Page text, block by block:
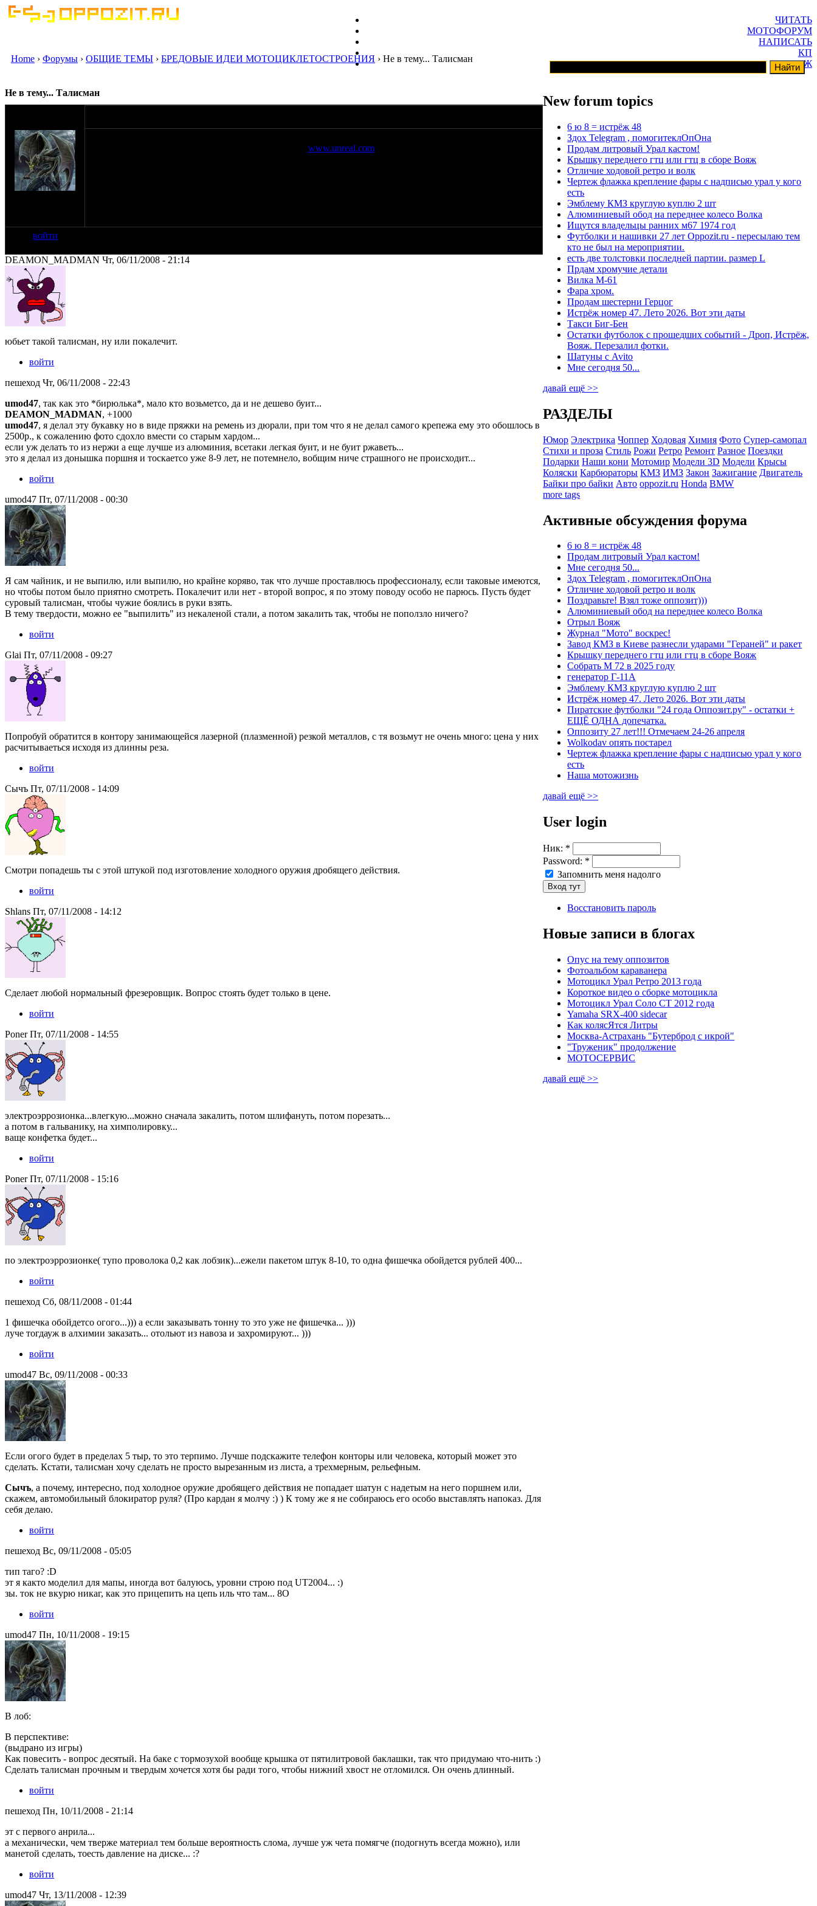
ЧИТАТЬ
МОТОФОРУМ
НАПИСАТЬ
КП
ГАРАЖ
Home › Форумы › ОБЩИЕ ТЕМЫ › БРЕДОВЫЕ ИДЕИ МОТОЦИКЛЕТОСТРОЕНИЯ › Не в тему... Талисман
Не в тему... Талисман
www.unreal.com
войти
DEAMON_MADMAN Чт, 06/11/2008 - 21:14
юбьет такой талисман, ну или покалечит.
войти
пешеход Чт, 06/11/2008 - 22:43
umod47, так как это *бирюлька*, мало кто возьметсо, да и не дешево буит...
DEAMON_MADMAN, +1000
umod47, я делал эту букавку но в виде пряжки на ремень из дюрали, при том что я не делал самого крепежа ему это обошлось в
2500р., к сожалению фото сдохло вмести со старым хардом...
если уж делать то из нержи а еще лучше из алюминия, всетаки легкая буит, и не буит ржаветь...
это я делал из донышка поршня и тоскаетсо уже 8-9 лет, не потемнело, вобщим ниче страшного не происходит...
войти
umod47 Пт, 07/11/2008 - 00:30
Я сам чайник, и не выпилю, или выпилю, но крайне коряво, так что лучше проставлюсь профессионалу, если таковые имеются,
но чтобы потом было приятно смотреть. Покалечит или нет - второй вопрос, я по этому поводу особо не парюсь. Пусть будет
суровый талисман, чтобы чужие боялись в руки взять.
В тему твердости, можно ее "выпилить" из некаленой стали, а потом закалить так, чтобы не поползло ничего?
войти
Glai Пт, 07/11/2008 - 09:27
Попробуй обратится в контору занимающейся лазерной (плазменной) резкой металлов, с тя возьмут не очень много: цена у них
расчитываеться исходя из длинны реза.
войти
Сычъ Пт, 07/11/2008 - 14:09
Смотри попадешь ты с этой штукой под изготовление холодного оружия дробящего действия.
войти
Shlans Пт, 07/11/2008 - 14:12
Сделает любой нормальный фрезеровщик. Вопрос стоять будет только в цене.
войти
Poner Пт, 07/11/2008 - 14:55
электроэррозионка...влегкую...можно сначала закалить, потом шлифануть, потом порезать...
а потом в гальванику, на химполировку...
ваще конфетка будет...
войти
Poner Пт, 07/11/2008 - 15:16
по электроэррозионке( тупо проволока 0,2 как лобзик)...ежели пакетом штук 8-10, то одна фишечка обойдется рублей 400...
войти
пешеход Сб, 08/11/2008 - 01:44
1 фишечка обойдетсо огого...))) а если заказывать тонну то это уже не фишечка... )))
луче тогдауж в алхимии заказать... отольют из навоза и захромируют... )))
войти
umod47 Вс, 09/11/2008 - 00:33
Если огого будет в пределах 5 тыр, то это терпимо. Лучше подскажите телефон конторы или человека, который может это
сделать. Кстати, талисман хочу сделать не просто вырезанным из листа, а трехмерным, рельефным.
Сычъ, а почему, интересно, под холодное оружие дробящего действия не попадает шатун с надетым на него поршнем или,
скажем, автомобильный блокиратор руля? (Про кардан я молчу :) ) К тому же я не собираюсь его особо выставлять напоказ. Для
себя делаю.
войти
пешеход Вс, 09/11/2008 - 05:05
тип таго? :D
эт я както моделил для мапы, иногда вот балуюсь, уровни строю под UT2004... :)
зы. ток не вкурю никаг, как это прицепить на цепь иль что там... 8O
войти
umod47 Пн, 10/11/2008 - 19:15
В лоб:
В перспективе:
(выдрано из игры)
Как повесить - вопрос десятый. На баке с тормозухой вообще крышка от пятилитровой баклашки, так что придумаю что-нить :)
Сделать талисман прочным и твердым хочется хотя бы ради того, чтобы нижний хвост не отломился. Он очень длинный.
войти
пешеход Пн, 10/11/2008 - 21:14
эт с первого анрила...
а механически, чем тверже материал тем больше вероятность слома, лучше уж чета помягче (подогнуть всегда можно), или
манетой сделать, тоесть давление на диске... :?
войти
umod47 Чт, 13/11/2008 - 12:39
New forum topics
6 ю 8 = истрёж 48
Здох Telegram , помогитеклОпОна
Продам литровый Урал кастом!
Крышку переднего гтц или гтц в сборе Вояж
Отличие ходовой ретро и волк
Чертеж флажка крепление фары с надписью урал у кого
есть
Эмблему КМЗ круглую куплю 2 шт
Алюминиевый обод на переднее колесо Волка
Ищутся владельцы ранних м67 1974 год
Футболки и нашивки 27 лет Oppozit.ru - пересылаю тем
кто не был на мероприятии.
есть две толстовки последней партии. размер L
Прдам хромучие детали
Вилка М-61
Фара хром.
Продам шестерни Герцог
Истрёж номер 47. Лето 2026. Вот эти даты
Такси Биг-Бен
Остатки футболок с прошедших событий - Дроп, Истрёж,
Вояж. Перезалил фотки.
Шатуны с Avito
Мне сегодня 50...
давай ещё >>
РАЗДЕЛЫ
Юмор Электрика Чоппер Ходовая Химия Фото Супер-самопал
Стихи и проза Стиль Рожи Ретро Ремонт Разное Поездки
Подарки Наши кони Мотомир Модели 3D Модели Крысы
Коляски Карбюраторы КМЗ ИМЗ Закон Зажигание Двигатель
Байки про байки Авто oppozit.ru Honda BMW
more tags
Активные обсуждения форума
6 ю 8 = истрёж 48
Продам литровый Урал кастом!
Мне сегодня 50...
Здох Telegram , помогитеклОпОна
Отличие ходовой ретро и волк
Поздравьте! Взял тоже оппозит)))
Алюминиевый обод на переднее колесо Волка
Отрыл Вояж
Журнал "Мото" воскрес!
Завод КМЗ в Киеве разнесли ударами "Гераней" и ракет
Крышку переднего гтц или гтц в сборе Вояж
Собрать М 72 в 2025 году
генератор Г-11А
Эмблему КМЗ круглую куплю 2 шт
Истрёж номер 47. Лето 2026. Вот эти даты
Пиратские футболки "24 года Оппозит.ру" - остатки +
ЕЩЁ ОДНА допечатка.
Оппозиту 27 лет!!! Отмечаем 24-26 апреля
Wolkodav опять постарел
Чертеж флажка крепление фары с надписью урал у кого
есть
Наша мотожизнь
давай ещё >>
User login
Ник: *
Password: *
Запомнить меня надолго
Восстановить пароль
Новые записи в блогах
Опус на тему оппозитов
Фотоальбом караванера
Мотоцикл Урал Ретро 2013 года
Короткое видео о сборке мотоцикла
Мотоцикл Урал Соло СТ 2012 года
Yamaha SRX-400 sidecar
Как колясЯтся Литры
Москва-Астрахань "Бутерброд с икрой"
"Труженик" продолжение
МОТОСЕРВИС
давай ещё >>